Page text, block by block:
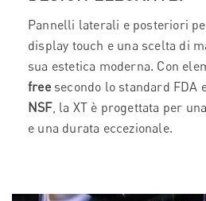
Pannelli laterali e posteriori
display touch e una scelta di
sua estetica moderna. Con
freesecondo lo standard FDA
NSF, la XT è progettata per
e una durata eccezionale.